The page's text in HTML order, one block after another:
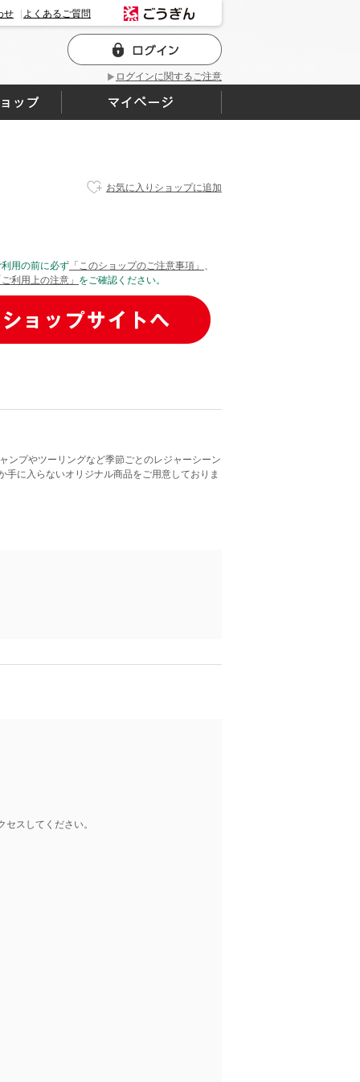
ログインに関するご注意
せ よくあるご質問
お気に入りショップに追加
利用の前に必ず 「このショップのご注意事項」 、
ご利用上の注意」 をご確認ください。
ンプやツーリングなど季節ごとのレジャーシーン
に入らないオリジナル商品をご用意しておりま
スしてください。